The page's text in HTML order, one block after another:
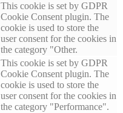
This cookie is set by GDPR
Cookie Consent plugin. The
cookie is used to store the
user consent for the cookies in
the category "Other.
This cookie is set by GDPR
Cookie Consent plugin. The
cookie is used to store the
user consent for the cookies in
the category "Performance".